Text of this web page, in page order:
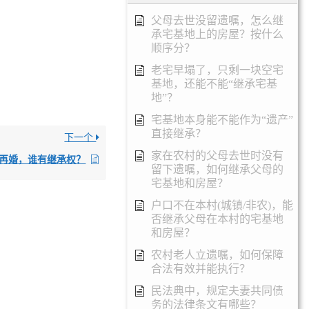
下一个
婚，谁有继承权？
父母去世没留遗嘱，怎么继
承宅基地上的房屋？按什么
顺序分？
老宅早塌了，只剩一块空宅
基地，还能不能“继承宅基
地”？
宅基地本身能不能作为“遗产”
直接继承？
家在农村的父母去世时没有
留下遗嘱，如何继承父母的
宅基地和房屋？
户口不在本村(城镇/非农)，能
否继承父母在本村的宅基地
和房屋？
农村老人立遗嘱，如何保障
合法有效并能执行？
民法典中，规定夫妻共同债
务的法律条文有哪些？